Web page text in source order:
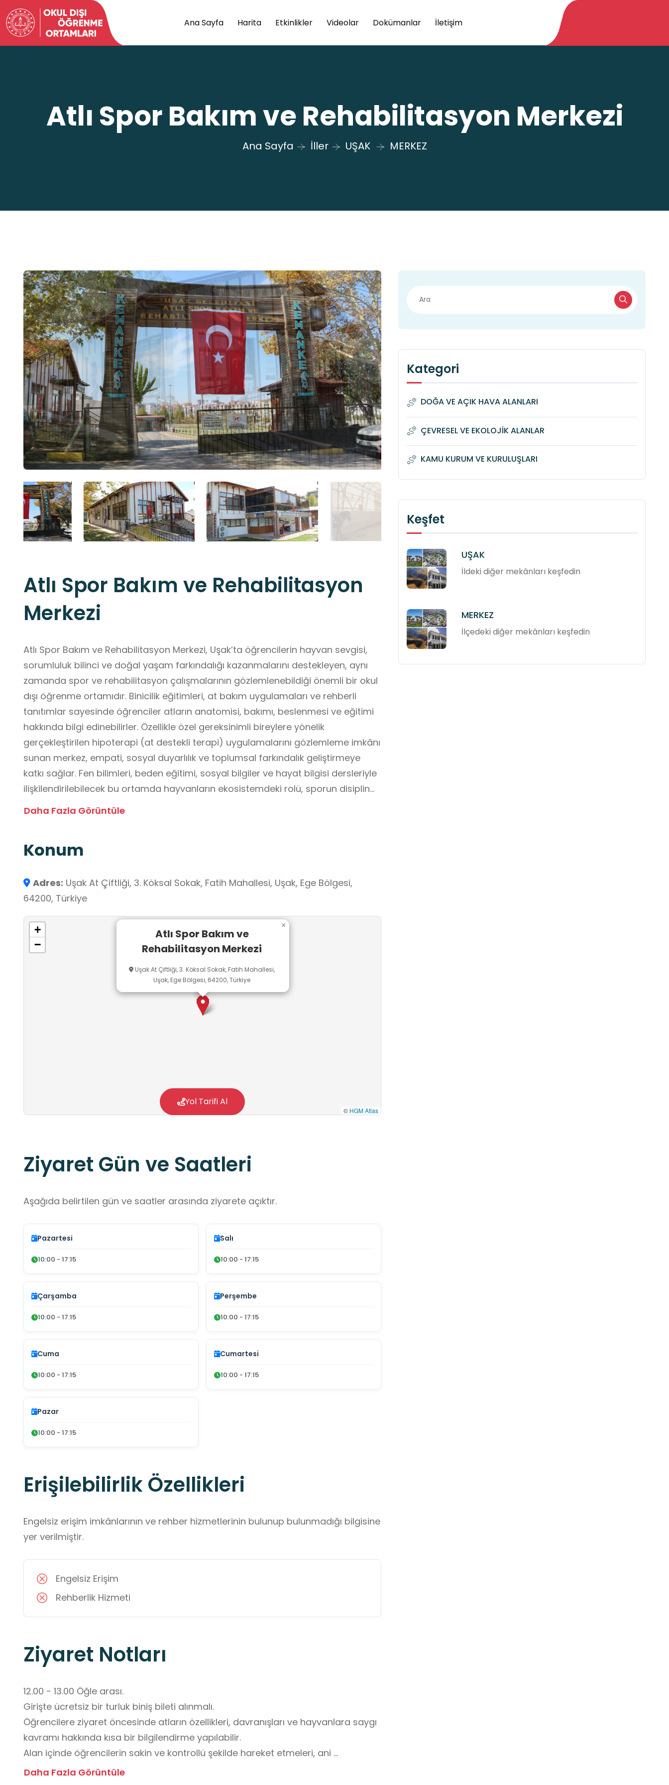
Ana Sayfa Harita Etkinlikler Videolar Dokümanlar İletişim
Atlı Spor Bakım ve Rehabilitasyon Merkezi
Ana Sayfa İller UŞAK MERKEZ
Atlı Spor Bakım ve Rehabilitasyon
Merkezi
Atlı Spor Bakım ve Rehabilitasyon Merkezi, Uşak’ta öğrencilerin hayvan sevgisi,
sorumluluk bilinci ve doğal yaşam farkındalığı kazanmalarını destekleyen, aynı
zamanda spor ve rehabilitasyon çalışmalarının gözlemlenebildiği önemli bir okul
dışı öğrenme ortamıdır. Binicilik eğitimleri, at bakım uygulamaları ve rehberli
tanıtımlar sayesinde öğrenciler atların anatomisi, bakımı, beslenmesi ve eğitimi
hakkında bilgi edinebilirler. Özellikle özel gereksinimli bireylere yönelik
gerçekleştirilen hipoterapi (at destekli terapi) uygulamalarını gözlemleme imkânı
sunan merkez, empati, sosyal duyarlılık ve toplumsal farkındalık geliştirmeye
katkı sağlar. Fen bilimleri, beden eğitimi, sosyal bilgiler ve hayat bilgisi dersleriyle
ilişkilendirilebilecek bu ortamda hayvanların ekosistemdeki rolü, sporun disiplin
sağlayan değerli ve çok yönlü bir eğitim alanıdır.
Daha Fazla Görüntüle
Konum
Adres: Uşak At Çiftliği, 3. Köksal Sokak, Fatih Mahallesi, Uşak, Ege Bölgesi,
64200, Türkiye
Atlı Spor Bakım ve
Rehabilitasyon Merkezi
Uşak At Çiftliği, 3. Köksal Sokak, Fatih Mahallesi,
Uşak, Ege Bölgesi, 64200, Türkiye
×
+
−
© HGM Atlas
Yol Tarifi Al
Ziyaret Gün ve Saatleri
Aşağıda belirtilen gün ve saatler arasında ziyarete açıktır.
Pazartesi
10:00 - 17:15
Salı
10:00 - 17:15
Çarşamba
10:00 - 17:15
Perşembe
10:00 - 17:15
Cuma
10:00 - 17:15
Cumartesi
10:00 - 17:15
Pazar
10:00 - 17:15
Erişilebilirlik Özellikleri
Engelsiz erişim imkânlarının ve rehber hizmetlerinin bulunup bulunmadığı bilgisine
yer verilmiştir.
Engelsiz Erişim
Rehberlik Hizmeti
Ziyaret Notları
12.00 - 13.00 Öğle arası.
Girişte ücretsiz bir turluk biniş bileti alınmalı.
Öğrencilere ziyaret öncesinde atların özellikleri, davranışları ve hayvanlara saygı
kavramı hakkında kısa bir bilgilendirme yapılabilir.
Alan içinde öğrencilerin sakin ve kontrollü şekilde hareket etmeleri, ani
hareketlerden ve yüksek seslerden kaçınmaları hatırlatılabilir.
Daha Fazla Görüntüle
Kategori
DOĞA VE AÇIK HAVA ALANLARI
ÇEVRESEL VE EKOLOJİK ALANLAR
KAMU KURUM VE KURULUŞLARI
Keşfet
UŞAK
İldeki diğer mekânları keşfedin
MERKEZ
İlçedeki diğer mekânları keşfedin